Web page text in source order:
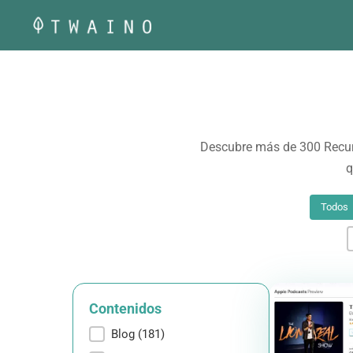
Descubre más de 300
Todos
Contenidos
Contenidos
Blog (181)